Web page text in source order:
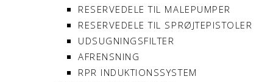
RESERVEDELE TIL MALEPUMPER
RESERVEDELE TIL SPRØJTEPISTOLER
UDSUGNINGSFILTER
AFRENSNING
RPR INDUKTIONSSYSTEM